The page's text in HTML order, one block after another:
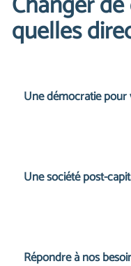
quelles
Une démocratie
Une société post-
Répondre à nos